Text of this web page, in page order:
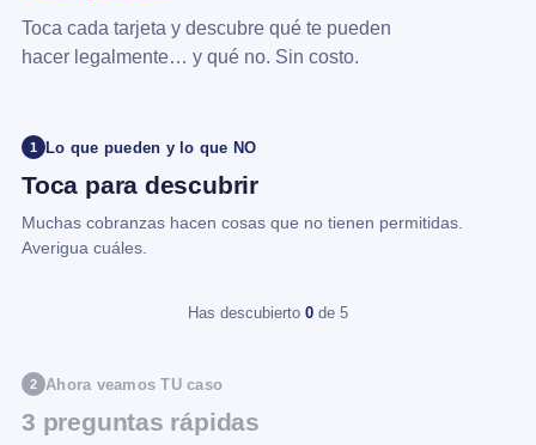
Toca cada tarjeta y descubre qué te pueden
hacer legalmente… y qué no. Sin costo.
1 Lo que pueden y lo que NO
Toca para descubrir
Muchas cobranzas hacen cosas que no tienen permitidas.
Averigua cuáles.
Has descubierto 0 de 5
2 Ahora veamos TU caso
3 preguntas rápidas